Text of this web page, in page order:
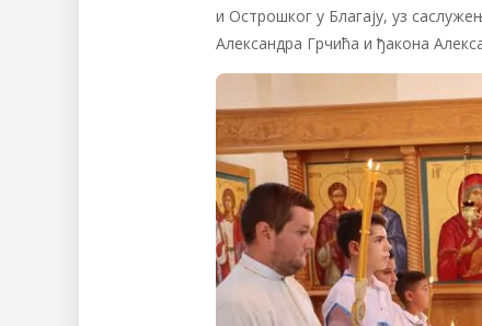
и Острошког у Благају, уз
Александра Грчића и ђакона